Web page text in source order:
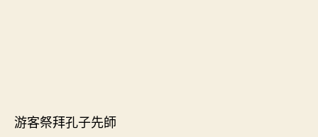
游客祭拜孔子先師